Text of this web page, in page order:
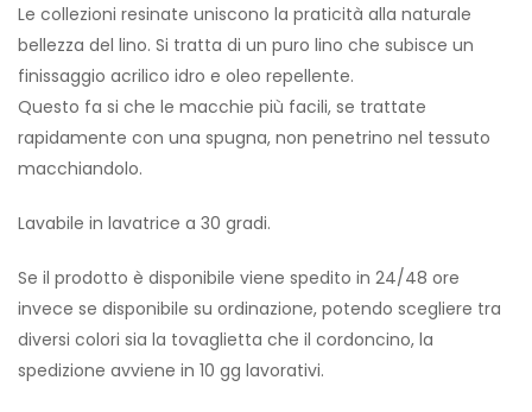
Le collezioni resinate uniscono la praticità alla naturale
bellezza del lino. Si tratta di un puro lino che subisce un
finissaggio acrilico idro e oleo repellente.
Questo fa si che le macchie più facili, se trattate
rapidamente con una spugna, non penetrino nel tessuto
macchiandolo.
Lavabile in lavatrice a 30 gradi.
Se il prodotto è disponibile viene spedito in 24/48 ore
invece se disponibile su ordinazione, potendo scegliere tra
diversi colori sia la tovaglietta che il cordoncino, la
spedizione avviene in 10 gg lavorativi.